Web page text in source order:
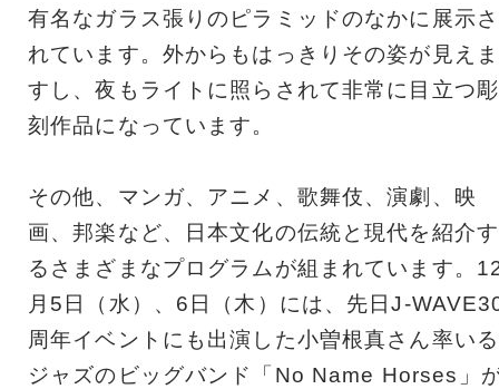
有名なガラス張りのピラミッドのなかに展示さ
れています。外からもはっきりその姿が見えま
すし、夜もライトに照らされて非常に目立つ彫
刻作品になっています。
その他、マンガ、アニメ、歌舞伎、演劇、映
画、邦楽など、日本文化の伝統と現代を紹介す
るさまざまなプログラムが組まれています。
月5日（水）、6日（木）には、先日J-
周年イベントにも出演した小曽根真さん率いる
ジャズのビッグバンド「No Name Horses」